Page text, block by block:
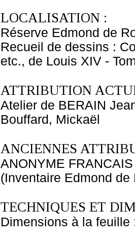
LOCALISATION :
Réserve Edmond de
Recueil de dessins :
etc., de Louis XIV -
ATTRIBUTION
Atelier de BERAIN
Bouffard, Mickaël
ANCIENNES
ANONYME FRANCAIS
(Inventaire Edmond
TECHNIQUES ET
Dimensions à la